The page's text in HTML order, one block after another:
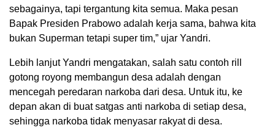
sebagainya, tapi tergantung kita semua. Maka pesan
Bapak Presiden Prabowo adalah kerja sama, bahwa kita
bukan Superman tetapi super tim,” ujar Yandri.
Lebih lanjut Yandri mengatakan, salah satu contoh rill
gotong royong membangun desa adalah dengan
mencegah peredaran narkoba dari desa. Untuk itu, ke
depan akan di buat satgas anti narkoba di setiap desa,
sehingga narkoba tidak menyasar rakyat di desa.